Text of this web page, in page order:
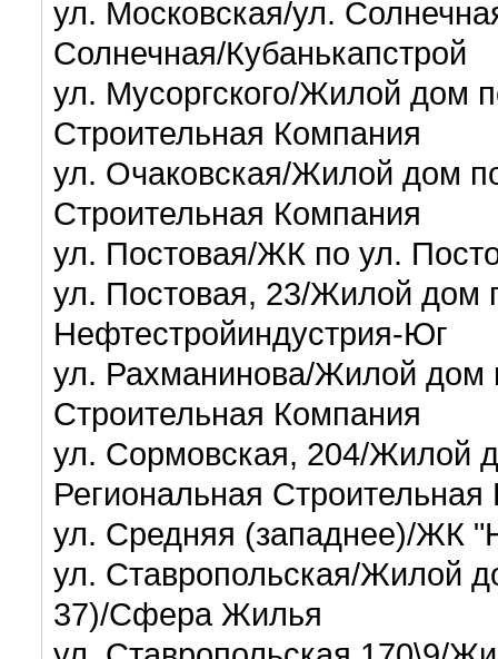
ул. Московская/ул.
Солнечная/Кубанькапстрой
ул. Мусоргского/Жилой дом
Строительная Компания
ул. Очаковская/Жилой дом
Строительная Компания
ул. Постовая/ЖК по ул.
ул. Постовая, 23/Жилой дом
Нефтестройиндустрия-Юг
ул. Рахманинова/Жилой
Строительная Компания
ул. Сормовская, 204/Жилой
Региональная
ул. Средняя (западнее)/ЖК
ул. Ставропольская/Жилой
37)/Сфера Жилья